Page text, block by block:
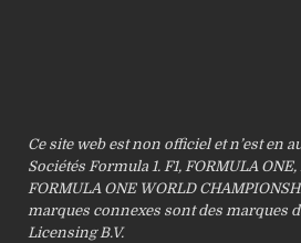
Ce site web est non officiel et n’est en
Sociétés Formula 1. F1, FORMULA ONE,
FORMULA ONE WORLD
marques connexes sont des marques
Licensing B.V.